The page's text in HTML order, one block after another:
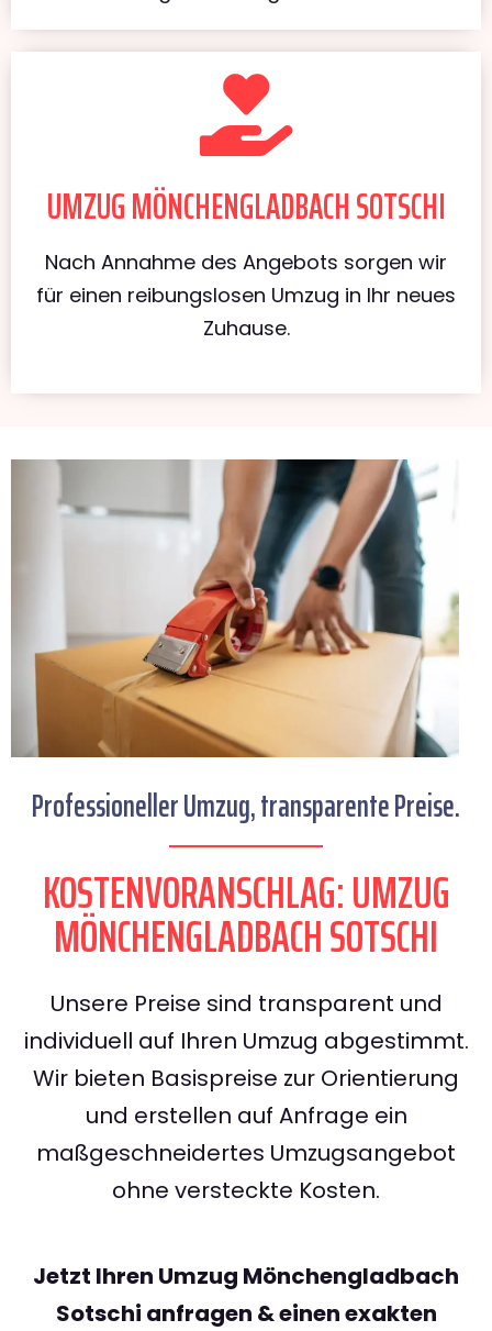
UMZUG MÖNCHENGLADBACH SOTSCHI
Nach Annahme des Angebots sorgen wir
für einen reibungslosen Umzug in Ihr neues
Zuhause.
Professioneller Umzug, transparente Preise.
KOSTENVORANSCHLAG: UMZUG
MÖNCHENGLADBACH SOTSCHI
Unsere Preise sind transparent und
individuell auf Ihren Umzug abgestimmt.
Wir bieten Basispreise zur Orientierung
und erstellen auf Anfrage ein
maßgeschneidertes Umzugsangebot
ohne versteckte Kosten.
Jetzt Ihren Umzug Mönchengladbach
Sotschi anfragen & einen exakten